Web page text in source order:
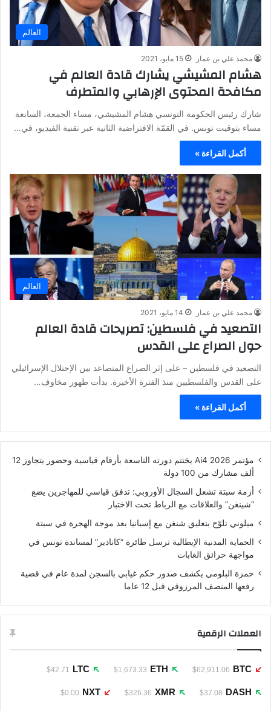
العالم
محمد علي بن عمار 15 مايو، 2021
هشام المشيشي يشارك قادة العالم في
مكافحة المحتوى الإرهابي والمتطرف
شارك رئيس الحكومة التونسي هشام المشيشي، مساء الجمعة، السابعة
مساء بتوقيت تونس. في القمّة الافتراضية الثانية عبر تقنية الفيديو، في…
أكمل القراءة »
العالم
محمد علي بن عمار 14 مايو، 2021
التصعيد في فلسطين: تصريحات قادة العالم
حول الصراع على القدس
التصعيد في فلسطين – على إثر الصراع المتصاعد بين الإحتلال الإسرائيلي
على القدس والفلسطيين منذ الفترة الأخيرة. بدأت ظهور مخاوف…
أكمل القراءة »
مؤتمر Ai4 2026 يختتم دورته التاسعة بأرقام قياسية وحضور يتجاوز 12
ألف مشارك من 100 دولة
أزمة سبتة تشعل السجال الأوروبي: تدفق قياسي للمهاجرين يضع
“شينغن” والعلاقات مع الرباط تحت الاختبار
ميلوني تلوّح بتعليق شنغن مع إسبانيا بعد موجة الهجرة في سبتة
الحماية المدنية الإيطالية ترسل طائرة “كانادير” لمساندة تونس في
مواجهة حرائق الغابات
حمزة البلومي يكشف صدور حكم غيابي بالسجن لمدة عام في قضية
رفعها المنصف المرزوقي قبل 12 عاما
العملات الرقمية
BTC
$62,911.06
ETH
$1,673.33
LTC
$42.71
DASH
$37.08
XMR
$326.36
NXT
$0.00